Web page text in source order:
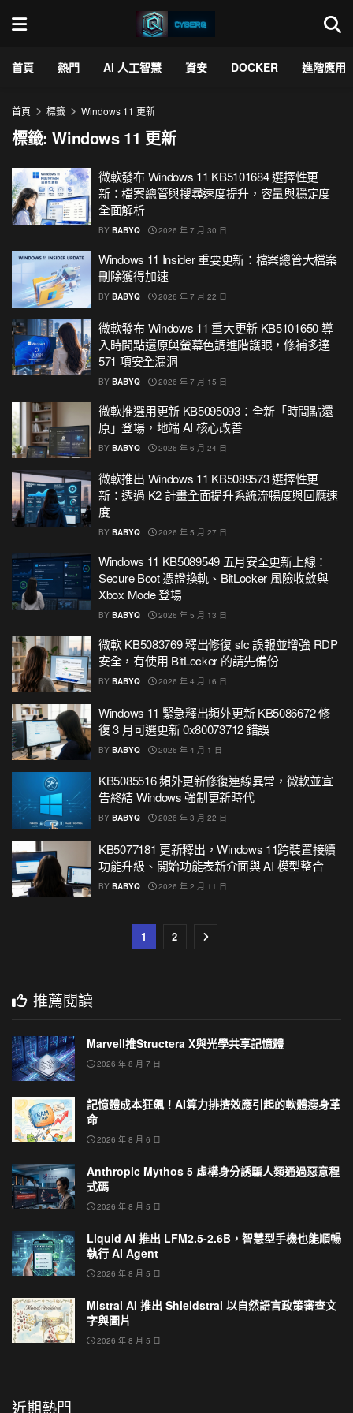
首頁 熱門 AI 人工智慧 資安 DOCKER 進階應用
首頁 標籤 Windows 11 更新
標籤:Windows 11 更新
微軟發布 Windows 11 KB5101684 選擇性更
新：檔案總管與搜尋速度提升，容量與穩定度
全面解析
BY BABYQ 2026 年 7 月 30 日
Windows 11 Insider 重要更新：檔案總管大檔案
刪除獲得加速
BY BABYQ 2026 年 7 月 22 日
微軟發布 Windows 11 重大更新 KB5101650 導
入時間點還原與螢幕色調進階護眼，修補多達
571 項安全漏洞
BY BABYQ 2026 年 7 月 15 日
微軟推選用更新 KB5095093：全新「時間點還
原」登場，地端 AI 核心改善
BY BABYQ 2026 年 6 月 24 日
微軟推出 Windows 11 KB5089573 選擇性更
新：透過 K2 計畫全面提升系統流暢度與回應速
度
BY BABYQ 2026 年 5 月 27 日
Windows 11 KB5089549 五月安全更新上線：
Secure Boot 憑證換軌、BitLocker 風險收斂與
Xbox Mode 登場
BY BABYQ 2026 年 5 月 13 日
微軟 KB5083769 釋出修復 sfc 誤報並增強 RDP
安全，有使用 BitLocker 的請先備份
BY BABYQ 2026 年 4 月 16 日
Windows 11 緊急釋出頻外更新 KB5086672 修
復 3 月可選更新 0x80073712 錯誤
BY BABYQ 2026 年 4 月 1 日
KB5085516 頻外更新修復連線異常，微軟並宣
告終結 Windows 強制更新時代
BY BABYQ 2026 年 3 月 22 日
KB5077181 更新釋出，Windows 11跨裝置接續
功能升級、開始功能表新介面與 AI 模型整合
BY BABYQ 2026 年 2 月 11 日
1 2
推薦閱讀
Marvell推Structera X與光學共享記憶體
2026 年 8 月 7 日
記憶體成本狂飆！AI算力排擠效應引起的軟體瘦身革
命
2026 年 8 月 6 日
Anthropic Mythos 5 虛構身分誘騙人類通過惡意程
式碼
2026 年 8 月 5 日
Liquid AI 推出 LFM2.5-2.6B，智慧型手機也能順暢
執行 AI Agent
2026 年 8 月 5 日
Mistral AI 推出 Shieldstral 以自然語言政策審查文
字與圖片
2026 年 8 月 5 日
近期熱門